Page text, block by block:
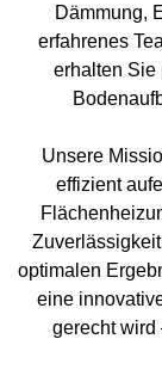
Dämmung,
erfahrenes
erhalten Sie
Unsere
effizient
optimalen
eine
gerecht wird